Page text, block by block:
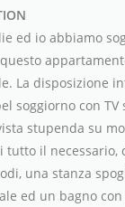
ed io abbiamo
La disposizione
soggiorno con TV
stupenda su
tutto il necessario,
una stanza
ed un bagno con